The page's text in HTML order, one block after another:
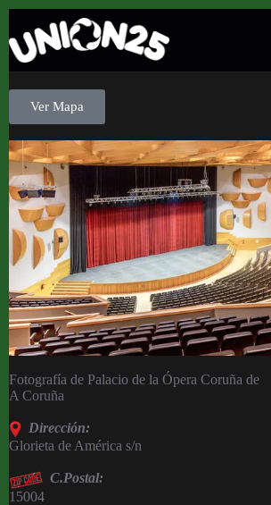
Salas
Palacio de la Ópera Coruña
Ver Mapa
Fotografía de Palacio de la Ópera Coruña de
A Coruña
Dirección:
Glorieta de América s/n
C.Postal:
15004